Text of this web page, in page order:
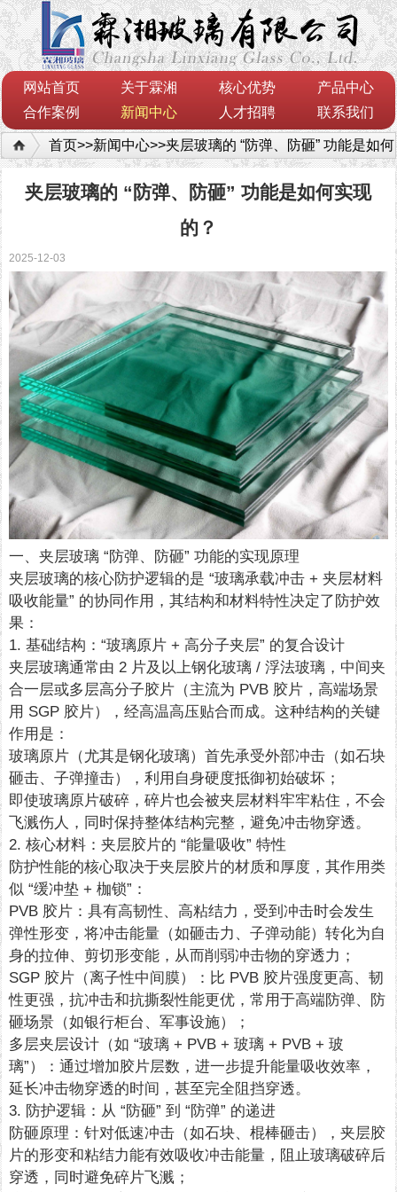
网站首页 关于霖湘 核心优势
产品中心
合作案例
新闻中心 人才招聘 联系我们
首页>>新闻中心>>夹层玻璃的 “防弹、防砸” 功能是如何
实现的？
夹层玻璃的 “防弹、防砸” 功能是如何实现
的？
2025-12-03
一、夹层玻璃 “防弹、防砸” 功能的实现原理
夹层玻璃的核心防护逻辑的是 “玻璃承载冲击 + 夹层材料
吸收能量” 的协同作用，其结构和材料特性决定了防护效
果：
1. 基础结构：“玻璃原片 + 高分子夹层” 的复合设计
夹层玻璃通常由 2 片及以上钢化玻璃 / 浮法玻璃，中间夹
合一层或多层高分子胶片（主流为 PVB 胶片，高端场景
用 SGP 胶片），经高温高压贴合而成。这种结构的关键
作用是：
玻璃原片（尤其是钢化玻璃）首先承受外部冲击（如石块
砸击、子弹撞击），利用自身硬度抵御初始破坏；
即使玻璃原片破碎，碎片也会被夹层材料牢牢粘住，不会
飞溅伤人，同时保持整体结构完整，避免冲击物穿透。
2. 核心材料：夹层胶片的 “能量吸收” 特性
防护性能的核心取决于夹层胶片的材质和厚度，其作用类
似 “缓冲垫 + 枷锁”：
PVB 胶片：具有高韧性、高粘结力，受到冲击时会发生
弹性形变，将冲击能量（如砸击力、子弹动能）转化为自
身的拉伸、剪切形变能，从而削弱冲击物的穿透力；
SGP 胶片（离子性中间膜）：比 PVB 胶片强度更高、韧
性更强，抗冲击和抗撕裂性能更优，常用于高端防弹、防
砸场景（如银行柜台、军事设施）；
多层夹层设计（如 “玻璃 + PVB + 玻璃 + PVB + 玻
璃”）：通过增加胶片层数，进一步提升能量吸收效率，
延长冲击物穿透的时间，甚至完全阻挡穿透。
3. 防护逻辑：从 “防砸” 到 “防弹” 的递进
防砸原理：针对低速冲击（如石块、棍棒砸击），夹层胶
片的形变和粘结力能有效吸收冲击能量，阻止玻璃破碎后
穿透，同时避免碎片飞溅；